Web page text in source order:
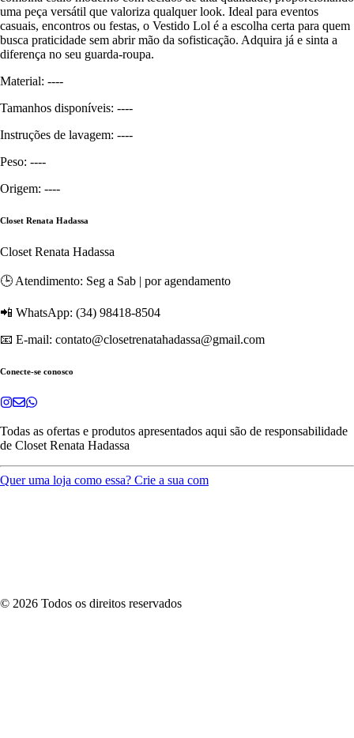
uma peça versátil que valoriza qualquer look. Ideal para eventos
casuais, encontros ou festas, o Vestido Lol é a escolha certa para quem
busca praticidade sem abrir mão da sofisticação. Adquira já e sinta a
diferença no seu guarda-roupa.
Material: ----
Tamanhos disponíveis: ----
Instruções de lavagem: ----
Peso: ----
Origem: ----
Closet Renata Hadassa
Closet Renata Hadassa
🕒 Atendimento: Seg a Sab | por agendamento
📲 WhatsApp: (34) 98418-8504
📧 E-mail: contato@closetrenatahadassa@gmail.com
Conecte-se conosco
Todas as ofertas e produtos apresentados aqui são de responsabilidade
de Closet Renata Hadassa
Quer uma loja como essa? Crie a sua com
© 2026 Todos os direitos reservados